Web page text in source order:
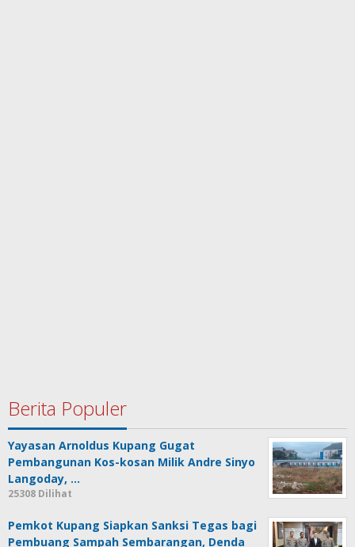
Berita Populer
Yayasan Arnoldus Kupang Gugat
Pembangunan Kos-kosan Milik Andre Sinyo
Langoday, …
25308 Dilihat
Pemkot Kupang Siapkan Sanksi Tegas bagi
Pembuang Sampah Sembarangan, Denda